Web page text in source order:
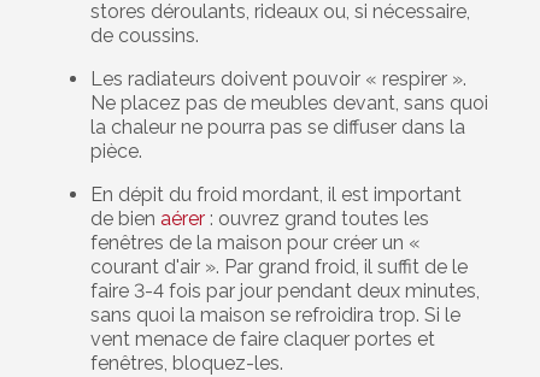
stores déroulants, rideaux ou, si nécessaire,
de coussins.
Les radiateurs doivent pouvoir « respirer ».
Ne placez pas de meubles devant, sans quoi
la chaleur ne pourra pas se diffuser dans la
pièce.
En dépit du froid mordant, il est important
de bien aérer: ouvrez grand toutes les
fenêtres de la maison pour créer un «
courant d'air ». Par grand froid, il suffit de le
faire 3-4 fois par jour pendant deux minutes,
sans quoi la maison se refroidira trop. Si le
vent menace de faire claquer portes et
fenêtres, bloquez-les.